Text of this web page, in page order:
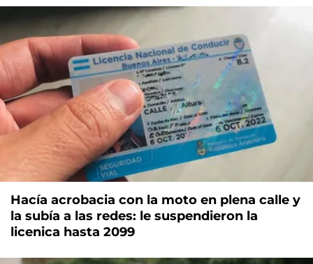
Hacía acrobacia con la moto en plena calle y
la subía a las redes: le suspendieron la
licenica hasta 2099